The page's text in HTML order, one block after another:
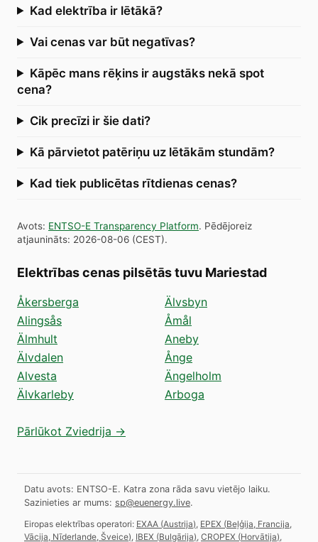
Kad elektrība ir lētākā?
Vai cenas var būt negatīvas?
Kāpēc mans rēķins ir augstāks nekā spot
cena?
Cik precīzi ir šie dati?
Kā pārvietot patēriņu uz lētākām stundām?
Kad tiek publicētas rītdienas cenas?
Avots: ENTSO-E Transparency Platform. Pēdējoreiz
atjaunināts: 2026-08-06 (CEST).
Elektrības cenas pilsētās tuvu Mariestad
Åkersberga
Alingsås
Älmhult
Älvdalen
Alvesta
Älvkarleby
Älvsbyn
Åmål
Aneby
Ånge
Ängelholm
Arboga
Pārlūkot Zviedrija →
Datu avots: ENTSO-E. Katra zona rāda savu vietējo laiku.
Sazinieties ar mums: sp@euenergy.live.
Eiropas elektrības operatori: EXAA (Austrija) EPEX (Beļģija, Francija,
Vācija, Nīderlande, Šveice) IBEX (Bulgārija) CROPEX (Horvātija)